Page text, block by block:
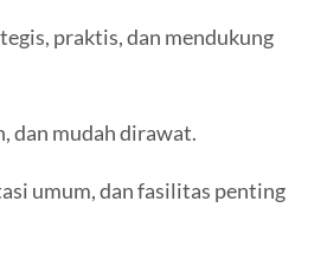
praktis, dan mendukung
dan mudah dirawat.
umum, dan fasilitas penting